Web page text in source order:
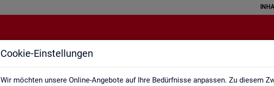
Cookie-Einstellungen
Wir möchten unsere Online-Angebote auf Ihre Bedürfnisse anpassen. Zu diesem
Interaktive Statistiken